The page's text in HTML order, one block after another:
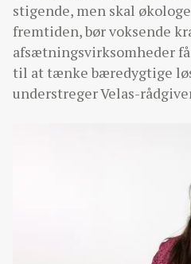
stigende, men skal
fremtiden, bør voksende
afsætningsvirksomheder
til at tænke bæredygtige
understreger Velas-